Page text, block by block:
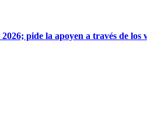
pide la apoyen a través de los